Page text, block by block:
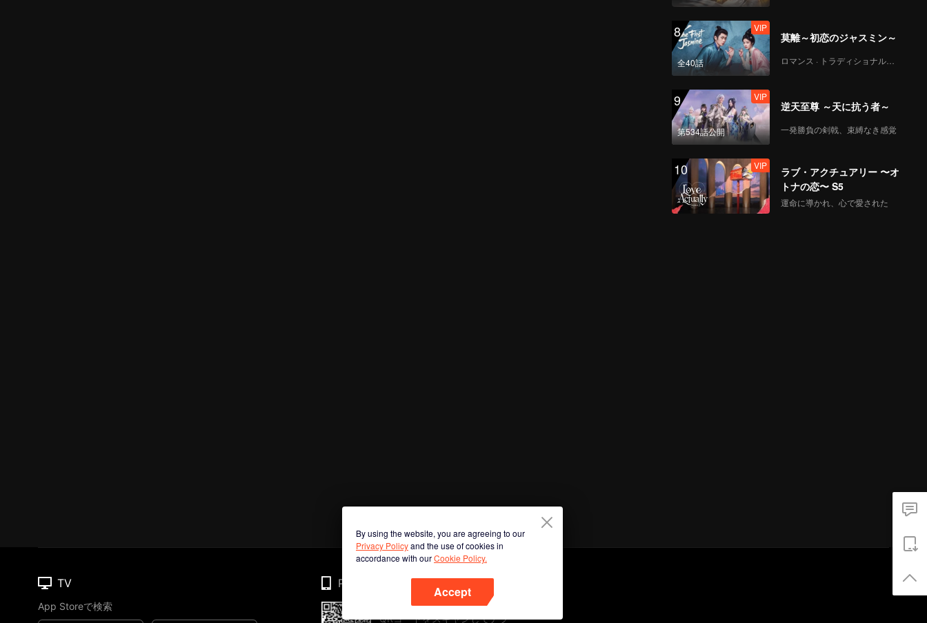
8
全40話
VIP
莫離～初恋のジャスミン～
ロマンス · トラディショナル・コスチューム
9
第534話公開
VIP
逆天至尊 ～天に抗う者～
一発勝負の剣戟、束縛なき感覚
10 VIP
ラブ・アクチュアリー 〜オ
トナの恋〜 S5
運命に導かれ、心で愛された
By using the website, you are agreeing to our
Privacy Policyand the use of cookies in
accordance with ourCookie Policy.
Accept
TV
App Storeで検索
Phone
QRコードをスキャンしてアプ